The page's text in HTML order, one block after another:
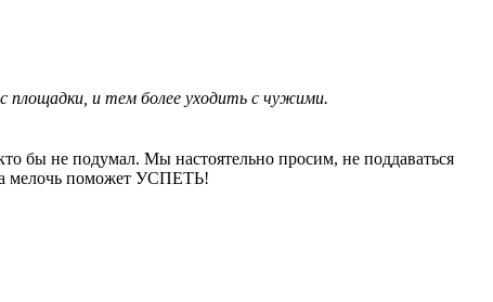
площадки, и тем более уходить с чужими.
бы не подумал. Мы настоятельно просим, не поддаваться
мелочь поможет УСПЕТЬ!